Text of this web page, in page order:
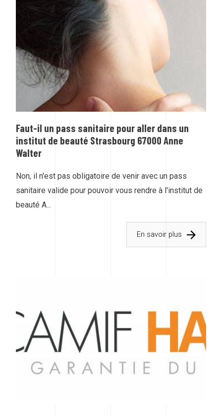
Faut-il un pass sanitaire pour aller dans un
institut de beauté Strasbourg 67000 Anne
Walter
Non, il n'est pas obligatoire de venir avec un pass
sanitaire valide pour pouvoir vous rendre à l'institut de
beauté A...
En savoir plus